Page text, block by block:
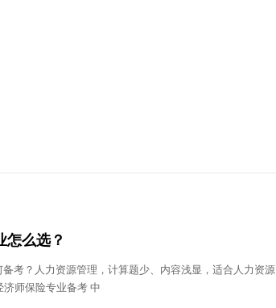
怎么选？
考？人力资源管理，计算题少、内容浅显，适合人力资源
师保险专业备考 中